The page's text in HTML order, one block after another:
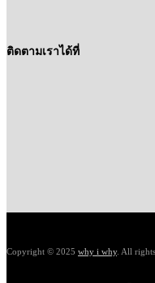
ติดตามเราได้ที่
Copyright © 2025 why i why. All rights